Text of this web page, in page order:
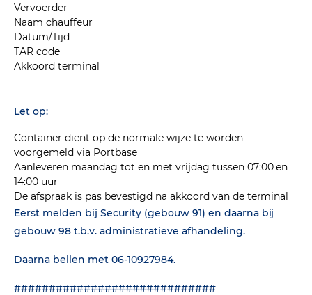
Vervoerder
Naam chauffeur
Datum/Tijd
TAR code
Akkoord terminal
Let op:
Container dient op de normale wijze te worden
voorgemeld via Portbase
Aanleveren maandag tot en met vrijdag tussen 07:00 en
14:00 uur
De afspraak is pas bevestigd na akkoord van de terminal
Eerst melden bij Security (gebouw 91) en daarna bij
gebouw 98 t.b.v. administratieve afhandeling.
Daarna bellen met 06-10927984.
#############################